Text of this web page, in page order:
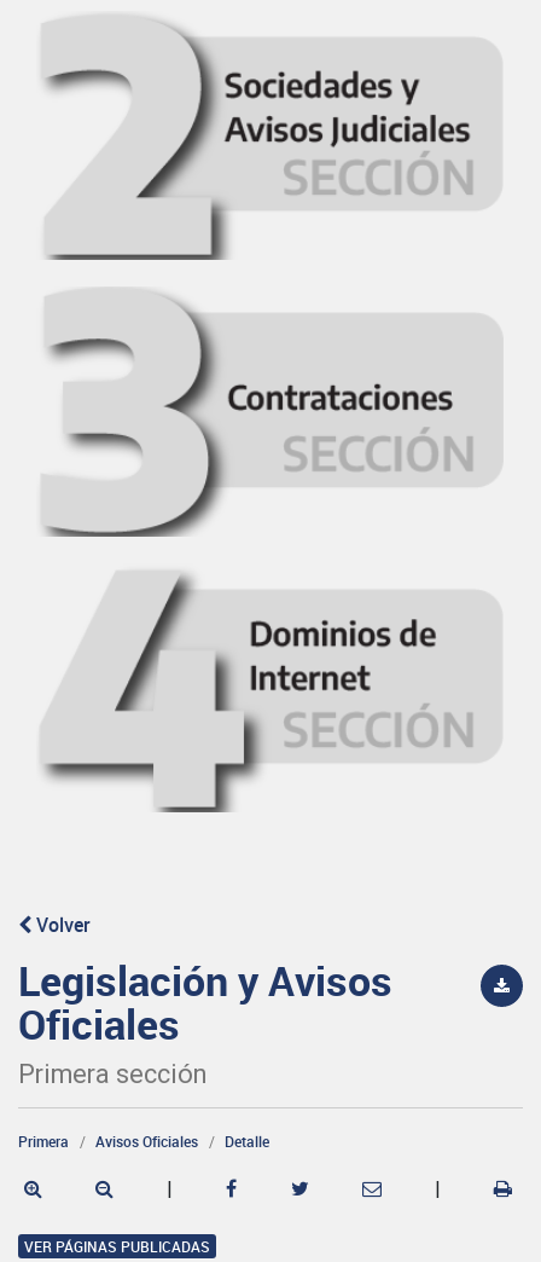
Volver
Legislación y Avisos
Oficiales
Primera sección
Primera Avisos Oficiales Detalle
| |
VER PÁGINAS PUBLICADAS